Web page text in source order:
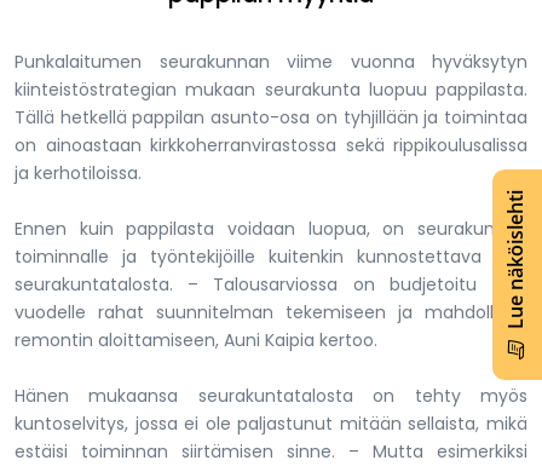
Lue näköislehti
Punkalaitumen seurakunnan viime vuonna hyväksytyn
kiinteistöstrategian mukaan seurakunta luopuu pappilasta.
Tällä hetkellä pappilan asunto-osa on tyhjillään ja toimintaa
on ainoastaan kirkkoherranvirastossa sekä rippikoulusalissa
ja kerhotiloissa.
Ennen kuin pappilasta voidaan luopua, on seurakunnan
toiminnalle ja työntekijöille kuitenkin kunnostettava tilat
seurakuntatalosta. – Talousarviossa on budjetoitu tälle
vuodelle rahat suunnitelman tekemiseen ja mahdollisen
remontin aloittamiseen, Auni Kaipia kertoo.
Hänen mukaansa seurakuntatalosta on tehty myös
kuntoselvitys, jossa ei ole paljastunut mitään sellaista, mikä
estäisi toiminnan siirtämisen sinne. – Mutta esimerkiksi